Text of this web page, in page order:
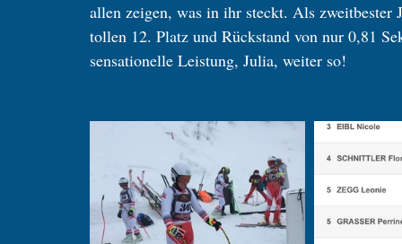
allen zeigen, was in ihr steckt. Als
tollen 12. Platz und Rückstand von nur 0,81
sensationelle Leistung, Julia, weiter so!